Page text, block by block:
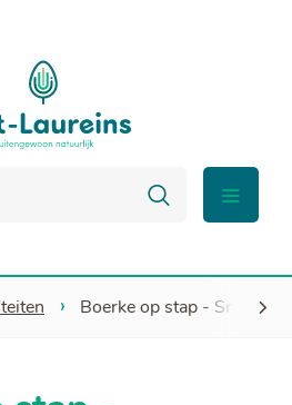
Naar
inhoud
menu
Zoeken
Boerke op stap -